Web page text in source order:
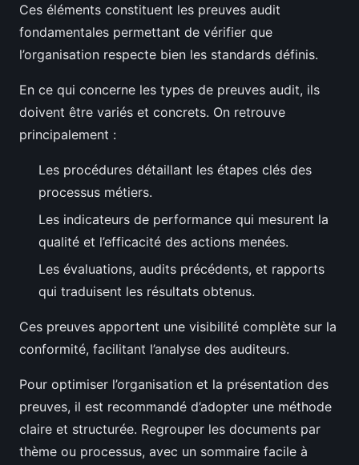
Ces éléments constituent les preuves audit
fondamentales permettant de vérifier que
l’organisation respecte bien les standards définis.
En ce qui concerne les types de preuves audit, ils
doivent être variés et concrets. On retrouve
principalement :
Les procédures détaillant les étapes clés des
processus métiers.
Les indicateurs de performance qui mesurent la
qualité et l’efficacité des actions menées.
Les évaluations, audits précédents, et rapports
qui traduisent les résultats obtenus.
Ces preuves apportent une visibilité complète sur la
conformité, facilitant l’analyse des auditeurs.
Pour optimiser l’organisation et la présentation des
preuves, il est recommandé d’adopter une méthode
claire et structurée. Regrouper les documents par
thème ou processus, avec un sommaire facile à